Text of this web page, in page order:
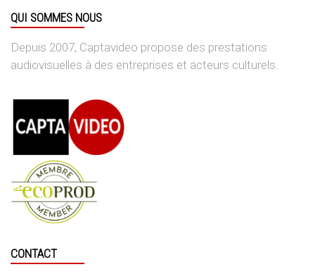
QUI SOMMES NOUS
Depuis 2007, Captavideo propose des prestations
audiovisuelles à des entreprises et acteurs culturels.
CONTACT